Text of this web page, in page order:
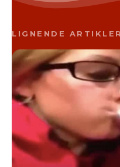
LIGNENDE ARTIKLER